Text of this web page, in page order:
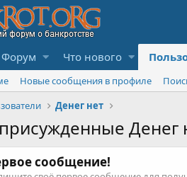
Форум Что нового
Новые сообщения в профиле
Денег нет
Денег
сообщение!